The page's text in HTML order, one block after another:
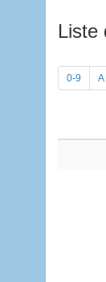
Liste
0-9 A